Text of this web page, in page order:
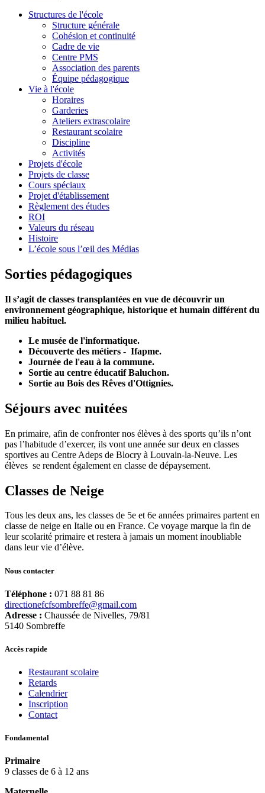
Structures de l'école
Structure générale
Cohésion et continuité
Cadre de vie
Centre PMS
Association des parents
Équipe pédagogique
Vie à l'école
Horaires
Garderies
Ateliers extrascolaire
Restaurant scolaire
Discipline
Activités
Projets d'école
Projets de classe
Cours spéciaux
Projet d'établissement
Règlement des études
ROI
Valeurs du réseau
Histoire
L’école sous l’œil des Médias
Sorties pédagogiques
Il s’agit de classes transplantées en vue de découvrir un
environnement géographique, historique et humain différent du
milieu habituel.
Le musée de l'informatique.
Découverte des métiers - Ifapme.
Journée de l'eau à la commune.
Sortie au centre éducatif Baluchon.
Sortie au Bois des Rêves d'Ottignies.
Séjours avec nuitées
En primaire, afin de confronter nos élèves à des sports qu’ils n’ont
pas l’habitude d’exercer, ils vont une année sur deux en classes
sportives au Centre Adeps de Blocry à Louvain-la-Neuve. Les
élèves se rendent également en classe de dépaysement.
Classes de Neige
Tous les deux ans, les classes de 5e et 6e années primaires partent en
classe de neige en Italie ou en France. Ce voyage marque la fin de
leur scolarité primaire et restera à jamais un moment inoubliable
dans leur vie d’élève.
Nous contacter
Téléphone : 071 88 81 86
directionefcfsombreffe@gmail.com
Adresse : Chaussée de Nivelles, 79/81
5140 Sombreffe
Accès rapide
Restaurant scolaire
Retards
Calendrier
Inscription
Contact
Fondamental
Primaire
9 classes de 6 à 12 ans